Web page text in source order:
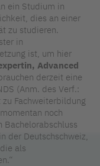
ein Studium in
dies an einer
zu studieren.
in
ist, um hier
Advanced
derzeit eine
(Anm. des Verf.:
Fachweiterbildung
noch
Bachelorabschluss
der Deutschschweiz,
als